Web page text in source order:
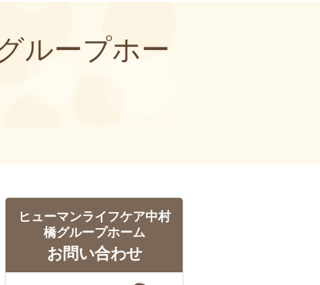
ループホー
ヒューマンライフケア中村
橋グループホーム
お問い合わせ